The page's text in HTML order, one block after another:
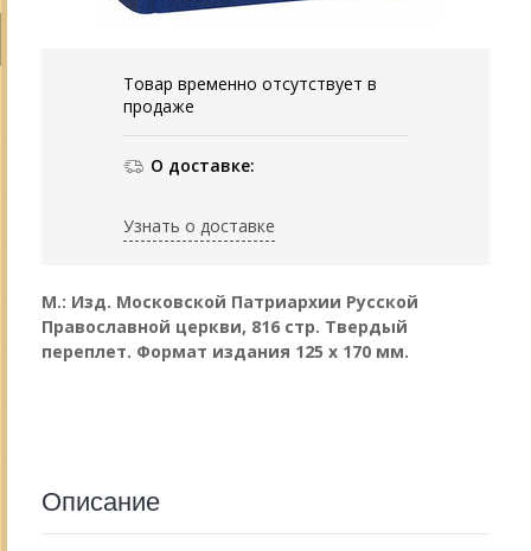
Товар временно отсутствует в
продаже
О доставке:
Узнать о доставке
М.: Изд. Московской Патриархии Русской
Православной церкви, 816 стр. Твердый
переплет. Формат издания 125 х 170 мм.
Описание